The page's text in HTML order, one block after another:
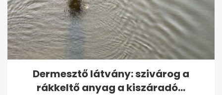
Leesett az első hó - ezeket az
utakat most jobb elkerülni
Dermesztő látvány: szivárog a
rákkeltő anyag a kiszáradó...